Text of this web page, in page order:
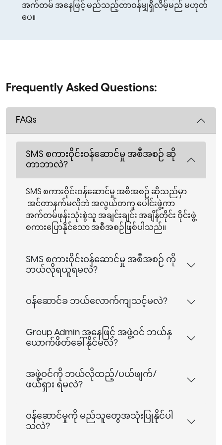
အက်တမ် အနေဖြင့် မည်သည့်တာဝန်မျှရှိလိမ့်မည် မဟုတ်
ပေ။
Frequently Asked Questions:
FAQs
SMS စကားဝိုင်းဝန်ဆောင်မှု အစီအစဉ် ဆို
တာဘာလဲ?
SMS စကားဝိုင်းဝန်ဆောင်မှု အစီအစဉ် ဆိုသည်မှာ
အင်တာနက်မလိုဘဲ အလွယ်တကူ ပေါင်းဖွဲ့ကာ
အက်တမ်ဖုန်းသုံးစွဲသူ အချင်းချင်း အချိန်တိုင်း ဝိုင်းဖွဲ့
စကားပြောနိုင်သော အစီအစဉ်ဖြစ်ပါသည်။
SMS စကားဝိုင်းဝန်ဆောင်မှု အစီအစဉ် ကို
ဘယ်လိုရယူရမလဲ?
ဝန်ဆောင်ခ ဘယ်လောက်ကျသင့်မလဲ?
Group Admin အနေဖြင့် အဖွဲ့ဝင် ဘယ်နှ
ယောက်ဖိတ်ခေါ်နိုင်မလဲ?
အဖွဲ့ဝင်ကို ဘယ်လိုထည့်/ပယ်ဖျက်/
ဖယ်ရှား ရမလဲ?
ဝန်ဆောင်မှုကို မည်သူတွေအသုံးပြုနိုင်ပါ
သလဲ?